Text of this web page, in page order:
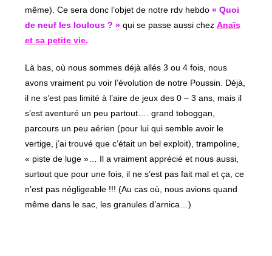
même). Ce sera donc l’objet de notre rdv hebdo « Quoi
de neuf les loulous ? » qui se passe aussi chezAnaïs
et sa petite vie.
Là bas, où nous sommes déjà allés 3 ou 4 fois, nous
avons vraiment pu voir l’évolution de notre Poussin. Déjà,
il ne s’est pas limité à l’aire de jeux des 0 – 3 ans, mais il
s’est aventuré un peu partout…. grand toboggan,
parcours un peu aérien (pour lui qui semble avoir le
vertige, j’ai trouvé que c’était un bel exploit), trampoline,
« piste de luge »… Il a vraiment apprécié et nous aussi,
surtout que pour une fois, il ne s’est pas fait mal et ça, ce
n’est pas négligeable !!! (Au cas où, nous avions quand
même dans le sac, les granules d’arnica…)